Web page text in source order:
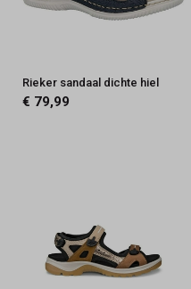
Rieker sandaal dichte hiel
€ 79,99